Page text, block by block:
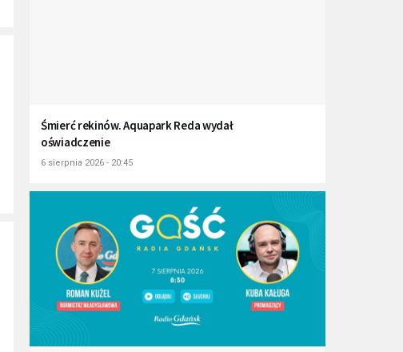
Śmierć rekinów. Aquapark Reda wydał
oświadczenie
6 sierpnia 2026 - 20:45